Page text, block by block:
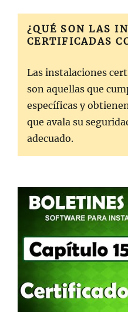
¿QUÉ SON LAS
CERTIFICADAS
Las instalaciones
son aquellas que
específicas y
que avala su
adecuado.